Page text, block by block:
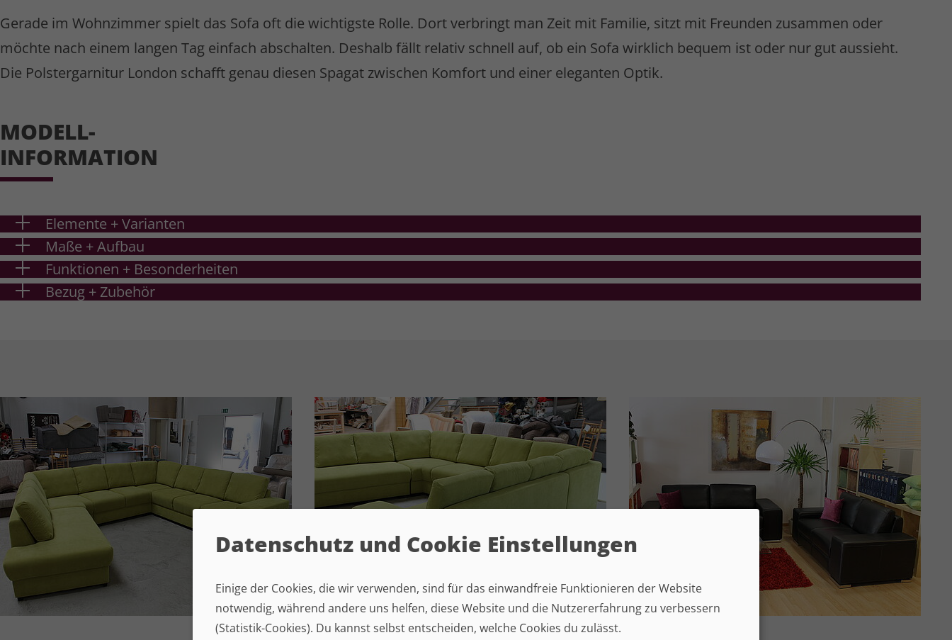
Gerade im Wohnzimmer spielt das Sofa oft die wichtigste Rolle. Dort verbringt man Zeit mit Familie, sitzt mit Freunden zusammen oder
möchte nach einem langen Tag einfach abschalten. Deshalb fällt relativ schnell auf, ob ein Sofa wirklich bequem ist oder nur gut aussieht.
Die Polster­garnitur London schafft genau diesen Spagat zwischen Komfort und einer eleganten Optik.
MODELL-
INFORMATION
Elemente + Varianten
Maße + Aufbau
Funktionen + Besonderheiten
Bezug + Zubehör
Datenschutz und Cookie Einstellungen
Einige der Cookies, die wir verwenden, sind für das einwandfreie Funktionieren der Website
notwendig, während andere uns helfen, diese Website und die Nutzer­er­fah­rung zu verbessern
(Statistik-Cookies). Du kannst selbst entscheiden, welche Cookies du zulässt.